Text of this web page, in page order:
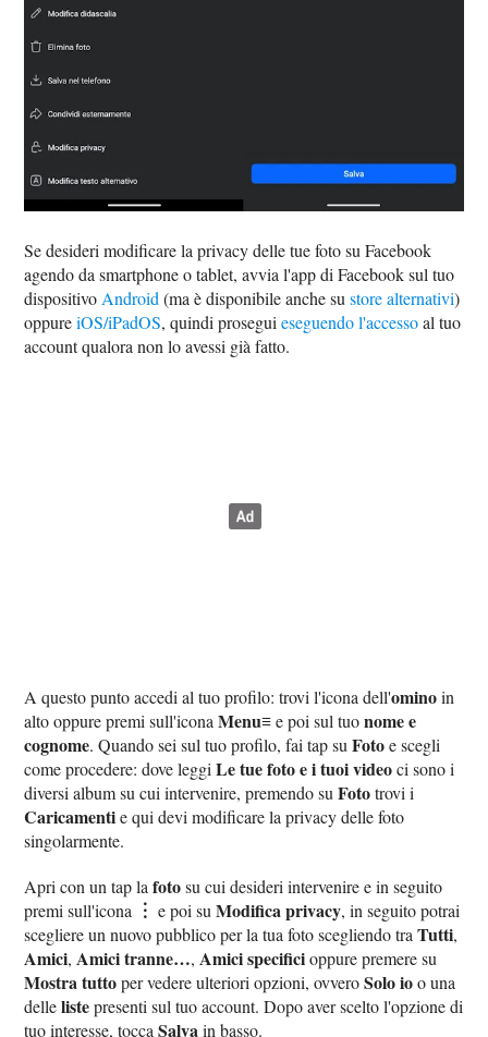
Se desideri modificare la privacy delle tue foto su Facebook
agendo da smartphone o tablet, avvia l'app di Facebook sul tuo
dispositivoAndroid(ma è disponibile anche sustore alternativi)
oppureiOS/iPadOS, quindi proseguieseguendo l'accessoal tuo
account qualora non lo avessi già fatto.
A questo punto accedi al tuo profilo: trovi l'icona dell'ominoin
alto oppure premi sull'iconaMenu≡e poi sul tuonome e
cognome. Quando sei sul tuo profilo, fai tap suFotoe scegli
come procedere: dove leggiLe tue foto e i tuoi videoci sono i
diversi album su cui intervenire, premendo suFototrovi i
Caricamentie qui devi modificare la privacy delle foto
singolarmente.
Apri con un tap lafotosu cui desideri intervenire e in seguito
premi sull'icona ︙ e poi suModifica privacy, in seguito potrai
scegliere un nuovo pubblico per la tua foto scegliendo traTutti,
Amici,Amici tranne…,Amici specificioppure premere su
Mostra tuttoper vedere ulteriori opzioni, ovveroSolo ioo una
dellelistepresenti sul tuo account. Dopo aver scelto l'opzione di
tuo interesse, toccaSalvain basso.